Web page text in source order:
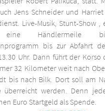
Jens Schneider und
Live-Musik, Stunt-Show ,
Händlermeile
bis zur Abfahrt
Uhr. Dann führt der Korso
32 Kilometer weit nach
bis nach Bilk. Dort soll am
überreicht werden. Denn
Euro Startgeld als Spende.